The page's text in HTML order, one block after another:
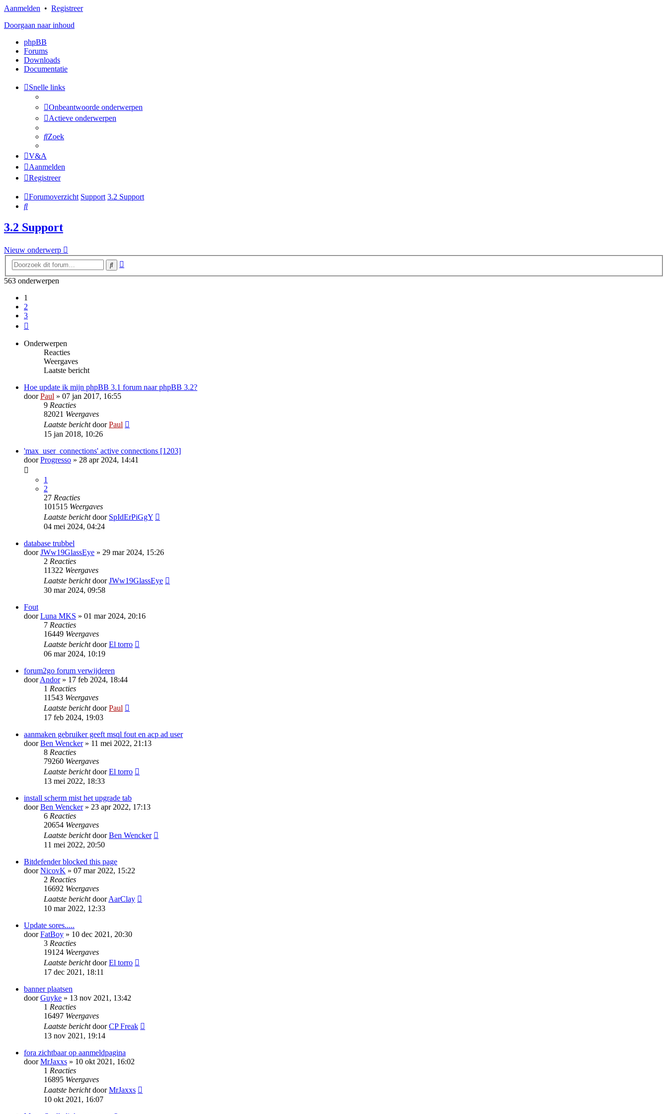
Aanmelden • Registreer
Doorgaan naar inhoud
phpBB
Forums
Downloads
Documentatie
Snelle links
Onbeantwoorde onderwerpen
Actieve onderwerpen
Zoek
V&A
Aanmelden
Registreer
Forumoverzicht Support 3.2 Support
Zoek
3.2 Support
Nieuw onderwerp
Zoek
563 onderwerpen
1
2
3
Onderwerpen
Reacties
Weergaves
Laatste bericht
Hoe update ik mijn phpBB 3.1 forum naar phpBB 3.2?
doorPaul » 07 jan 2017, 16:55
9 Reacties
82021 Weergaves
Laatste berichtdoorPaul
15 jan 2018, 10:26
'max_user_connections' active connections [1203]
doorProgresso » 28 apr 2024, 14:41
1
2
27 Reacties
101515 Weergaves
Laatste berichtdoor SpIdErPiGgY
04 mei 2024, 04:24
database trubbel
doorJWw19GlassEye » 29 mar 2024, 15:26
2 Reacties
11322 Weergaves
Laatste berichtdoorJWw19GlassEye
30 mar 2024, 09:58
Fout
doorLuna MKS » 01 mar 2024, 20:16
7 Reacties
16449 Weergaves
Laatste berichtdoorEl torro
06 mar 2024, 10:19
forum2go forum verwijderen
doorAndor» 17 feb 2024, 18:44
1 Reacties
11543 Weergaves
Laatste berichtdoorPaul
17 feb 2024, 19:03
aanmaken gebruiker geeft msql fout en acp ad user
doorBen Wencker» 11 mei 2022, 21:13
8 Reacties
79260 Weergaves
Laatste berichtdoorEl torro
13 mei 2022, 18:33
install scherm mist het upgrade tab
doorBen Wencker» 23 apr 2022, 17:13
6 Reacties
20654 Weergaves
Laatste berichtdoorBen Wencker
11 mei 2022, 20:50
Bitdefender blocked this page
doorNicovK » 07 mar 2022, 15:22
2 Reacties
16692 Weergaves
Laatste berichtdoorAarClay
10 mar 2022, 12:33
Update sores.....
doorFatBoy » 10 dec 2021, 20:30
3 Reacties
19124 Weergaves
Laatste berichtdoorEl torro
17 dec 2021, 18:11
banner plaatsen
doorGuyke » 13 nov 2021, 13:42
1 Reacties
16497 Weergaves
Laatste berichtdoorCP Freak
13 nov 2021, 19:14
fora zichtbaar op aanmeldpagina
doorMrJaxxs » 10 okt 2021, 16:02
1 Reacties
16895 Weergaves
Laatste berichtdoorMrJaxxs
10 okt 2021, 16:07